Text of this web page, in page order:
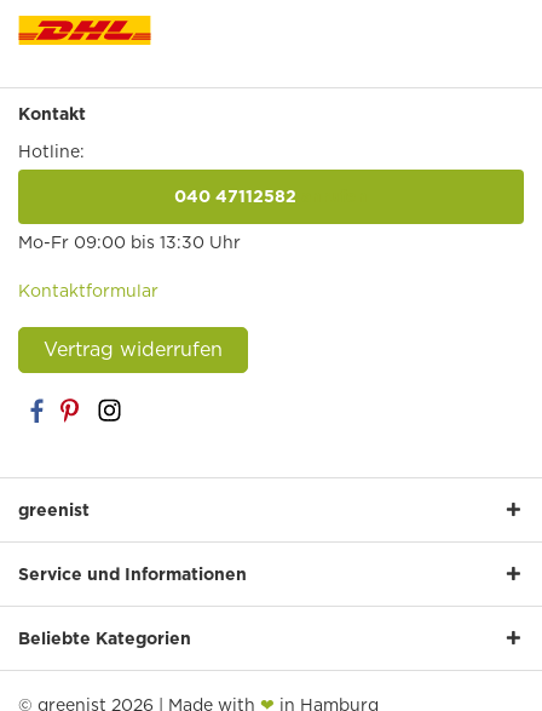
Kontakt
Hotline:
040 47112582
Mo-Fr 09:00 bis 13:30 Uhr
Kontaktformular
Vertrag widerrufen
greenist
Service und Informationen
Beliebte Kategorien
© greenist 2026 | Made with ❤ in Hamburg